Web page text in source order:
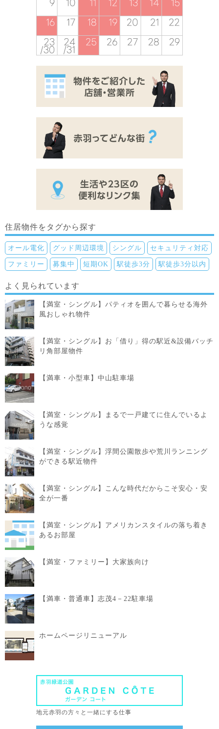
住居物件をタグから探す
オール電化 グッド周辺環境 シングル セキュリティ対応
ファミリー 募集中 短期OK 駅徒歩3分 駅徒歩3分以内
よく見られています
【満室・シングル】パティオを囲んで暮らせる海外
風おしゃれ物件
【満室・シングル】お「借り」得の駅近&設備バッチ
リ角部屋物件
【満車・小型車】中山駐車場
【満室・シングル】まるで一戸建てに住んでいるよ
うな感覚
【満室・シングル】浮間公園散歩や荒川ランニング
ができる駅近物件
【満室・シングル】こんな時代だからこそ安心・安
全が一番
【満室・シングル】アメリカンスタイルの落ち着き
あるお部屋
【満室・ファミリー】大家族向け
【満車・普通車】志茂4－22駐車場
ホームページリニューアル
地元赤羽の方々と一緒にする仕事